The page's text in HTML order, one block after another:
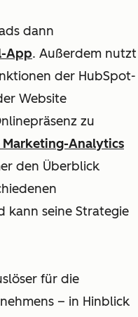
dann
App. Außerdem nutzt
der HubSpot-
Website
zu
Analytics
den Überblick
kann seine Strategie
für die
– in Hinblick